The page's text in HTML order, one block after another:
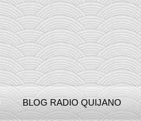
BLOG RADIO QUIJANO